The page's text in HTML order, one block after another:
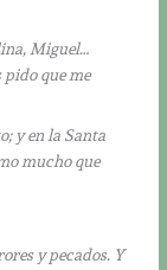
Miguel…
pido que me
y en la Santa
mucho que
y pecados. Y